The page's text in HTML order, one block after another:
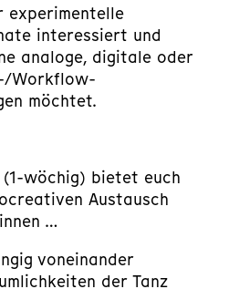
experimentelle
interessiert und
analoge, digitale oder
Workflow-
möchtet.
(1-wöchig) bietet euch
Austausch
…
voneinander
der Tanz